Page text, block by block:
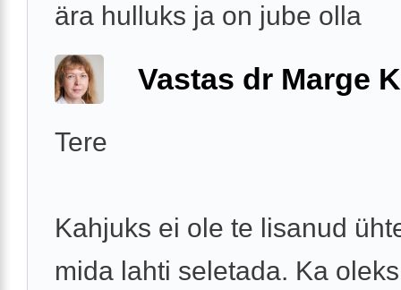
ära hulluks ja on jube olla
Vastas dr Marge
Tere
Kahjuks ei ole te lisanud
mida lahti seletada. Ka